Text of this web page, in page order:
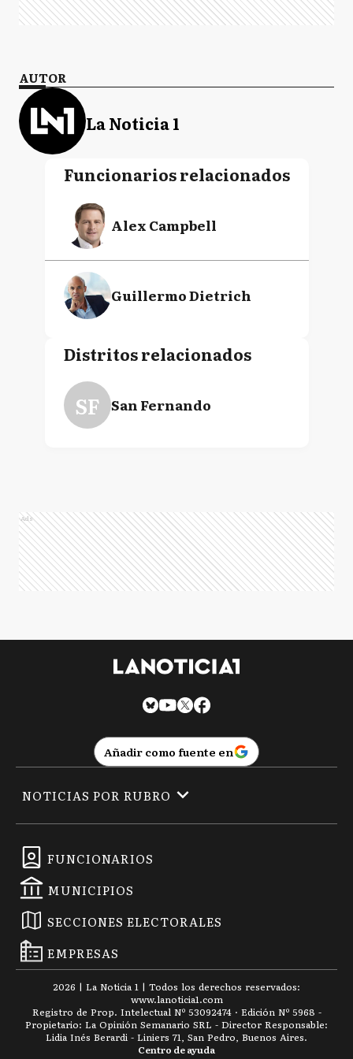
AUTOR
La Noticia 1
Funcionarios relacionados
Alex Campbell
Guillermo Dietrich
Distritos relacionados
SF San Fernando
Ads
Añadir como fuente en
FUNCIONARIOS
MUNICIPIOS
SECCIONES ELECTORALES
EMPRESAS
NOTICIAS POR RUBRO
2026 | La Noticia 1 | Todos los derechos reservados:
www.lanoticia1.com
Registro de Prop. Intelectual Nº 53092474 · Edición Nº 5968 -
Propietario: La Opinión Semanario SRL - Director Responsable:
Lidia Inés Berardi - Liniers 71, San Pedro, Buenos Aires.
Centro de ayuda